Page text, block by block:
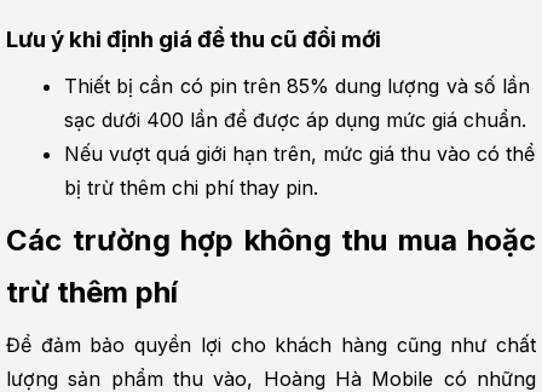
Lưu ý khi định giá để thu cũ đổi mới
Thiết bị cần có pin trên 85% dung lượng và số lần
sạc dưới 400 lần để được áp dụng mức giá chuẩn.
Nếu vượt quá giới hạn trên, mức giá thu vào có thể
bị trừ thêm chi phí thay pin.
Các trường hợp không thu mua hoặc
trừ thêm phí
Để đảm bảo quyền lợi cho khách hàng cũng như chất
lượng sản phẩm thu vào, Hoàng Hà Mobile có những